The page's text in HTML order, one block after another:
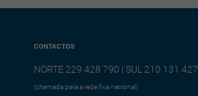
CONTACTOS
NORTE 229 428 790 | SUL 210 131 427
(chamada para a rede fixa nacional)